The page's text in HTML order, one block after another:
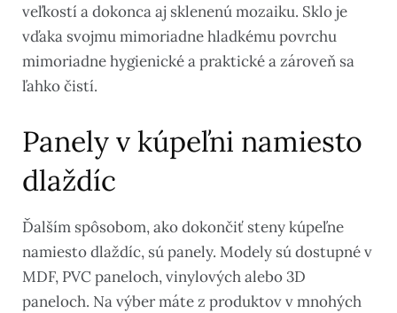
veľkostí a dokonca aj sklenenú mozaiku. Sklo je
vďaka svojmu mimoriadne hladkému povrchu
mimoriadne hygienické a praktické a zároveň sa
ľahko čistí.
Panely v kúpeľni namiesto
dlaždíc
Ďalším spôsobom, ako dokončiť steny kúpeľne
namiesto dlaždíc, sú panely. Modely sú dostupné v
MDF, PVC paneloch, vinylových alebo 3D
paneloch. Na výber máte z produktov v mnohých